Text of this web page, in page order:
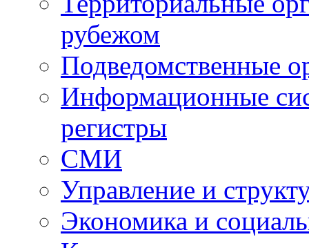
рубежом
Подведомственные
Информационные
регистры
СМИ
Управление и
Экономика и